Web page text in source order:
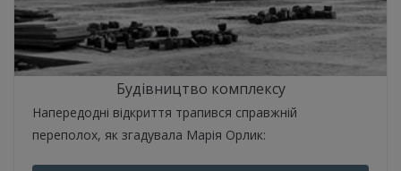
Будівництво комплексу
Напередодні відкриття трапився справжній
переполох, як згадувала Марія Орлик: